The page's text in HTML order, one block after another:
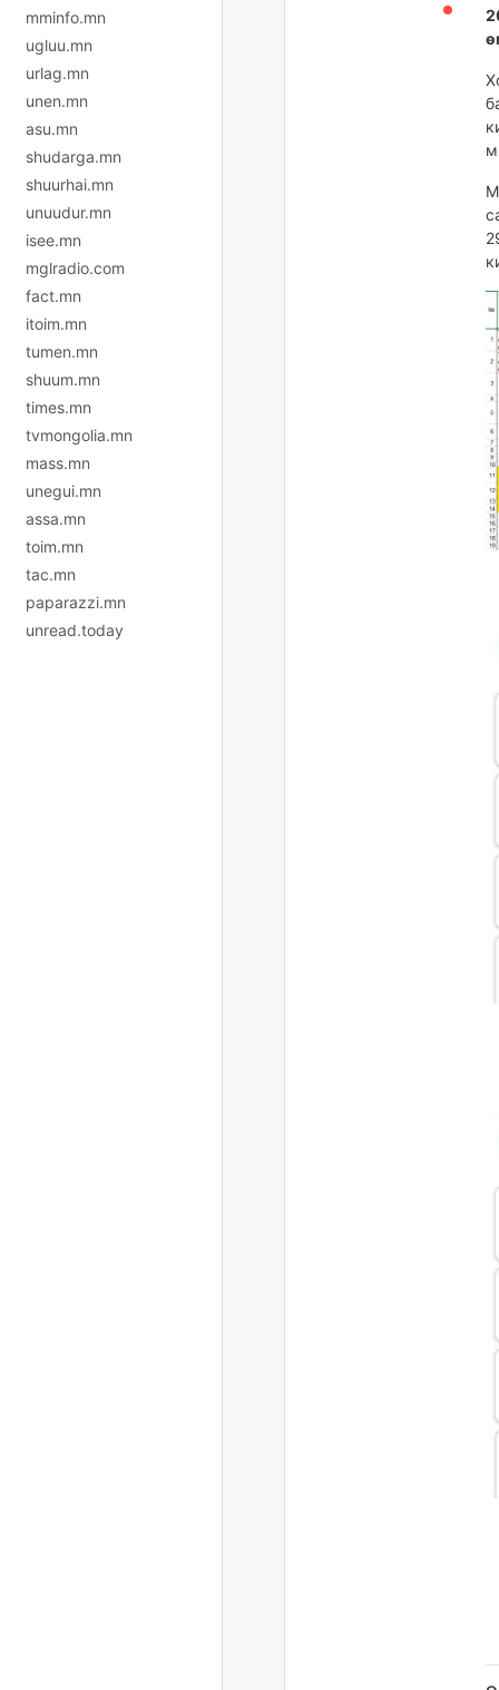
mminfo.mn
ugluu.mn
urlag.mn
unen.mn
asu.mn
shudarga.mn
shuurhai.mn
unuudur.mn
isee.mn
mglradio.com
fact.mn
itoim.mn
tumen.mn
shuum.mn
times.mn
tvmongolia.mn
mass.mn
unegui.mn
assa.mn
toim.mn
tac.mn
paparazzi.mn
unread.today